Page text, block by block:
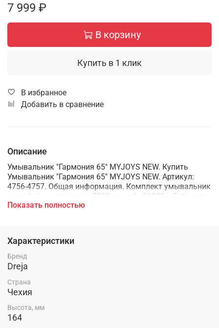
7 999 ₽
В корзину
Купить в 1 клик
В избранное
Добавить в сравнение
Описание
Умывальник "Гармония 65" MYJOYS NEW. Купить
Умывальник "Гармония 65" MYJOYS NEW. Артикул:
4756-4757. Общая информация. Комплект умывальник
с тумбой: умывальник-7999р. тумба-20880р. Габариты
(Ш Г В): 65x46.5x16.4 см. Накладная. Фаянсовая. ...
Показать полностью
Характеристики
Бренд
Dreja
Страна
Чехия
Высота, мм
164